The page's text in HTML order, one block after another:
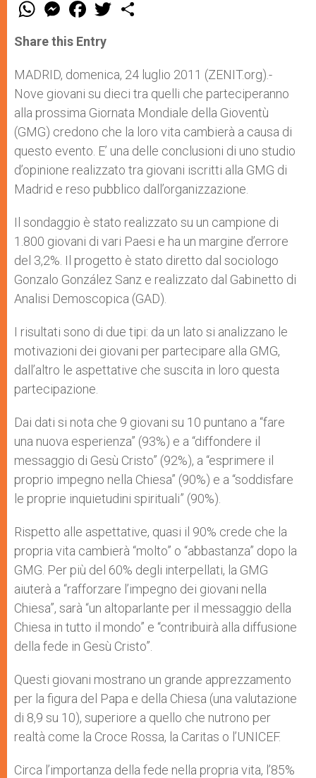
W
t
s
p
p
M
e
s
e
g
e
r
F
a
e
b
o
k
w
r
Share this Entry
MADRID, domenica, 24 luglio 2011 (ZENIT.org).-
Nove giovani su dieci tra quelli che parteciperanno
alla prossima Giornata Mondiale della Gioventù
(GMG) credono che la loro vita cambierà a causa di
questo evento. E’ una delle conclusioni di uno studio
d’opinione realizzato tra giovani iscritti alla GMG di
Madrid e reso pubblico dall’organizzazione.
Il sondaggio è stato realizzato su un campione di
1.800 giovani di vari Paesi e ha un margine d’errore
del 3,2%. Il progetto è stato diretto dal sociologo
Gonzalo González Sanz e realizzato dal Gabinetto di
Analisi Demoscopica (GAD).
I risultati sono di due tipi: da un lato si analizzano le
motivazioni dei giovani per partecipare alla GMG,
dall’altro le aspettative che suscita in loro questa
partecipazione.
Dai dati si nota che 9 giovani su 10 puntano a “fare
una nuova esperienza” (93%) e a “diffondere il
messaggio di Gesù Cristo” (92%), a “esprimere il
proprio impegno nella Chiesa” (90%) e a “soddisfare
le proprie inquietudini spirituali” (90%).
Rispetto alle aspettative, quasi il 90% crede che la
propria vita cambierà “molto” o “abbastanza” dopo la
GMG. Per più del 60% degli interpellati, la GMG
aiuterà a “rafforzare l’impegno dei giovani nella
Chiesa”, sarà “un altoparlante per il messaggio della
Chiesa in tutto il mondo” e “contribuirà alla diffusione
della fede in Gesù Cristo”.
Questi giovani mostrano un grande apprezzamento
per la figura del Papa e della Chiesa (una valutazione
di 8,9 su 10), superiore a quello che nutrono per
realtà come la Croce Rossa, la Caritas o l’UNICEF.
Circa l’importanza della fede nella propria vita, l’85%